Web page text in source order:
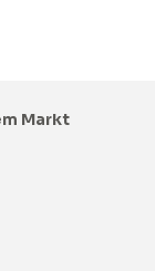
Markt